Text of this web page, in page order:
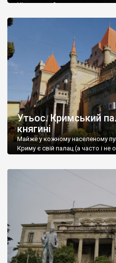
Ніжин греки?
Утьос. Кримський
княгині
Майже у кожному населеному
Криму є свій палац (а часто і не